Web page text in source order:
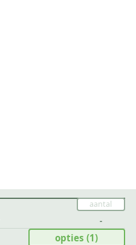
-
opties(1)